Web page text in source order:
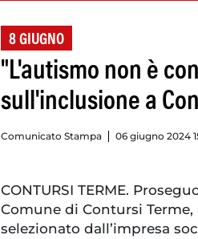
8 GIUGNO
"L'autismo non è
sull'inclusione a
Comunicato Stampa 06 giugno 2024
CONTURSI TERME.
Comune di Contursi
selezionato dall’impresa